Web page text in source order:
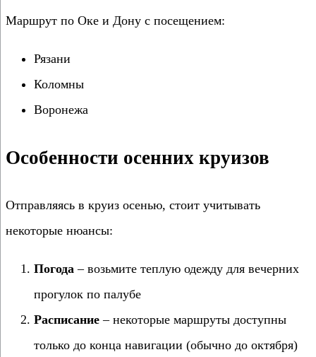
Маршрут по Оке и Дону с посещением:
Рязани
Коломны
Воронежа
Особенности осенних круизов
Отправляясь в круиз осенью, стоит учитывать
некоторые нюансы:
Погода – возьмите теплую одежду для вечерних
прогулок по палубе
Расписание – некоторые маршруты доступны
только до конца навигации (обычно до октября)